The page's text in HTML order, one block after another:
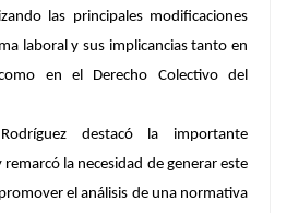
las principales modificaciones
laboral y sus implicancias tanto en
en el Derecho Colectivo del
destacó la importante
la necesidad de generar este
el análisis de una normativa